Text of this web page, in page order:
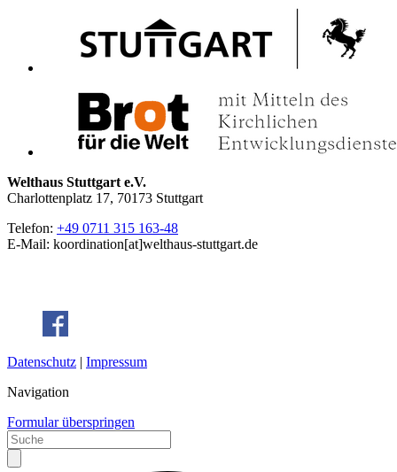
Welthaus Stuttgart e.V.
Charlottenplatz 17, 70173 Stuttgart
Telefon: +49 0711 315 163-48
E-Mail: koordination[at]welthaus-stuttgart.de
Datenschutz | Impressum
Navigation
Formular überspringen